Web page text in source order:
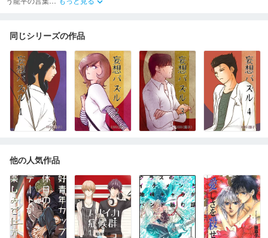
同じシリーズの作品
他の人気作品